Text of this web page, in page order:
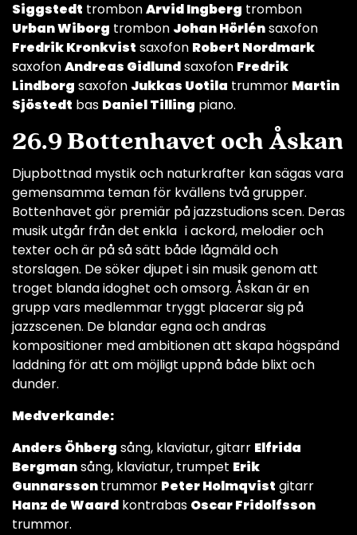
Siggstedt trombonArvid Ingberg trombon
Urban Wiborg trombon Johan Hörlénsaxofon
Fredrik Kronkvist saxofon Robert Nordmark
saxofonAndreas Gidlundsaxofon Fredrik
Lindborg saxofon Jukkas Uotila trummor Martin
Sjöstedt bas Daniel Tilling piano.
26.9 Bottenhavet och Åskan
Djupbottnad mystik och naturkrafter kan sägas vara
gemensamma teman för kvällens två grupper.
Bottenhavet gör premiär på jazzstudions scen. Deras
musik utgår från det enkla i ackord, melodier och
texter och är på så sätt både lågmäld och
storslagen. De söker djupet i sin musik genom att
troget blanda idoghet och omsorg. Åskan är en
grupp vars medlemmar tryggt placerar sig på
jazzscenen. De blandar egna och andras
kompositioner med ambitionen att skapa högspänd
laddning för att om möjligt uppnå både blixt och
dunder.
Medverkande:
Anders Öhberg sång, klaviatur, gitarr Elfrida
Bergmansång, klaviatur, trumpet Erik
Gunnarssontrummor Peter Holmqvist gitarr
Hanz de Waard kontrabas Oscar Fridolfsson
trummor.